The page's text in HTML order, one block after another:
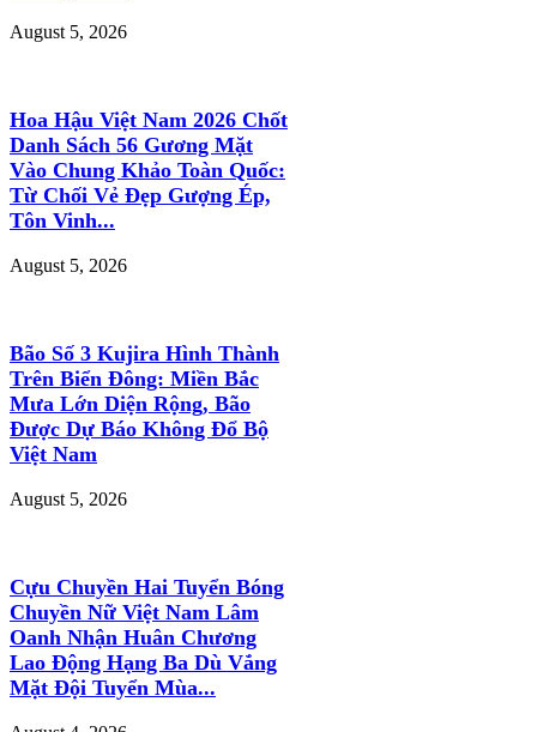
August 5, 2026
Hoa Hậu Việt Nam 2026 Chốt
Danh Sách 56 Gương Mặt
Vào Chung Khảo Toàn Quốc:
Từ Chối Vẻ Đẹp Gượng Ép,
Tôn Vinh...
August 5, 2026
Bão Số 3 Kujira Hình Thành
Trên Biển Đông: Miền Bắc
Mưa Lớn Diện Rộng, Bão
Được Dự Báo Không Đổ Bộ
Việt Nam
August 5, 2026
Cựu Chuyền Hai Tuyển Bóng
Chuyền Nữ Việt Nam Lâm
Oanh Nhận Huân Chương
Lao Động Hạng Ba Dù Vắng
Mặt Đội Tuyển Mùa...